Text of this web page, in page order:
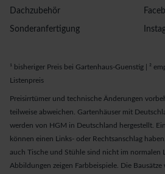
Dachzubehör
Sonderanfertigung
¹ bisheriger Preis bei Gartenhaus-Guenstig | ²
Listenpreis
Preisirrtümer und technische Änderungen
teilweise abweichen. Gartenhäuser mit
werden von HGM in Deutschland hergestellt.
können einen Links- oder Rechtsanschlag
auch Tische und Stühle sind nicht im normalen
Abbildungen zeigen Farbbeispiele. Die